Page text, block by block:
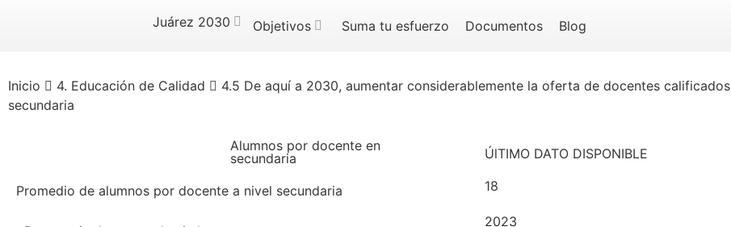
Juárez 2030 Objetivos Suma tu esfuerzo Documentos Blog
Inicio 4. Educación de Calidad 4.5 De aquí a 2030, aumentar considerablemente la oferta de docentes calificados
secundaria
Alumnos por docente en
secundaria
Promedio de alumnos por docente a nivel secundaria
ÚlTIMO DATO DISPONIBLE
18
2023